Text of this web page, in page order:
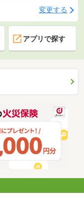
変更する
アプリで探す